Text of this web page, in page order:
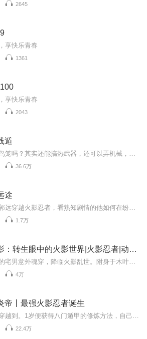
2645
享快乐青春
1361
享快乐青春
2043
遁
36.6万
途
1.7万
魂穿火影：转生眼中的火影世界|火影忍者|动漫同人
4万
帝丨最强火影忍者诞生
22.4万